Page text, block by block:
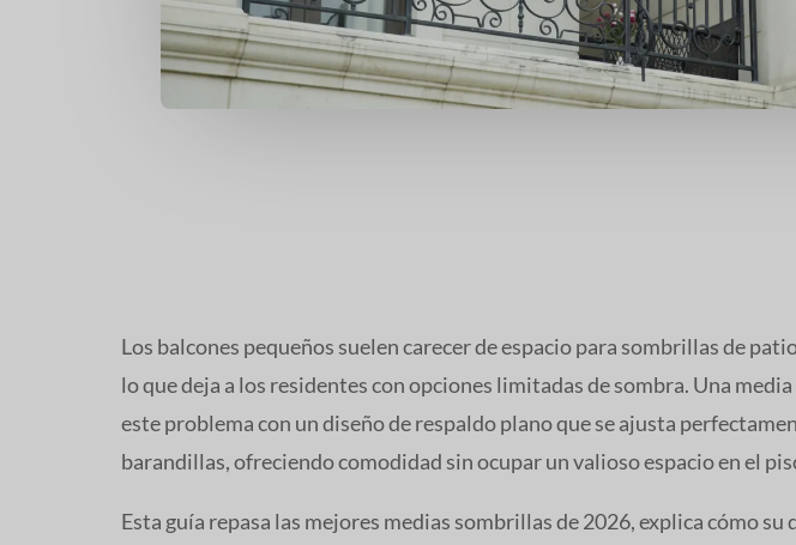
Los balcones pequeños suelen carecer de espacio para sombrillas de
lo que deja a los residentes con opciones limitadas de sombra. Una
este problema con un diseño de respaldo plano que se ajusta
barandillas, ofreciendo comodidad sin ocupar un valioso espacio en el
Esta guía repasa las mejores medias sombrillas de 2026, explica cómo su